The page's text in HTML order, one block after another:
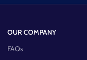
OUR COMPANY
FAQs